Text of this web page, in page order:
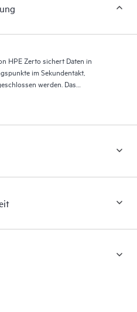
HPE Zerto sichert Daten in
im Sekundentakt,
werden. Das
und ermöglicht so eine